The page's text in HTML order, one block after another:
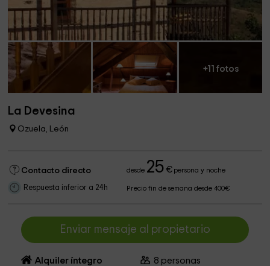
+11 fotos
La Devesina
Ozuela, León
Contacto directo desde 25 €persona y noche
Respuesta inferior a 24h Precio fin de semana desde 400€
Enviar mensaje al propietario
Alquiler íntegro 8 personas